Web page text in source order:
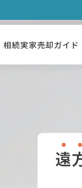
相続実家売却ガイド
遠